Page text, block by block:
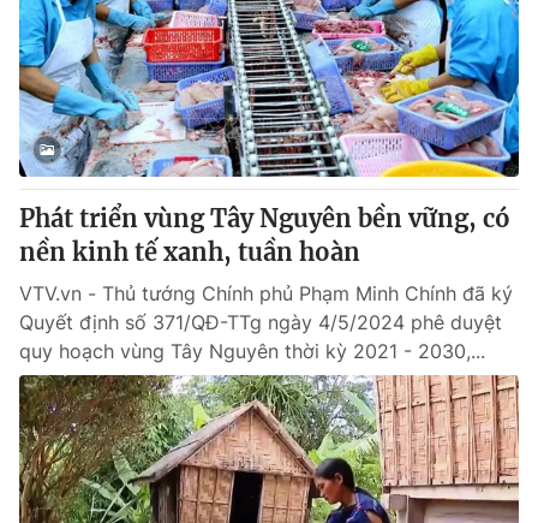
Phát triển vùng Tây Nguyên bền vững, có
nền kinh tế xanh, tuần hoàn
VTV.vn - Thủ tướng Chính phủ Phạm Minh Chính đã ký
Quyết định số 371/QĐ-TTg ngày 4/5/2024 phê duyệt
quy hoạch vùng Tây Nguyên thời kỳ 2021 - 2030,...